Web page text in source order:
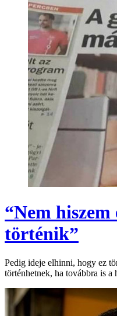
“Nem hiszem
történik”
Pedig ideje elhinni, hogy ez
történhetnek, ha továbbra is